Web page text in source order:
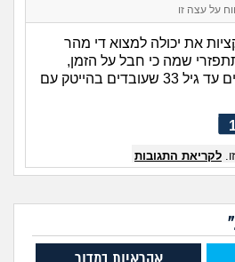
על עצה זו
את יכולה למצוא די מהר
שמה כי חבל על הזמן,
תתמקדי בגברים רציניים עד גיל 33 שעובדים בהייטק עם
לקריאת התגובות